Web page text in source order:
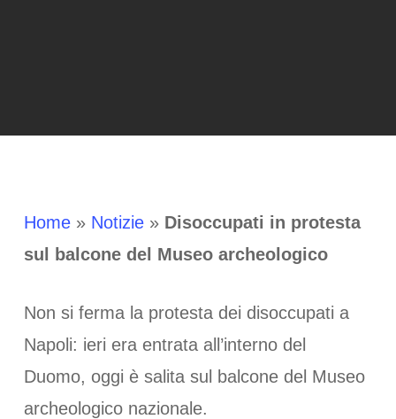
Home» Notizie» Disoccupati in protesta
sul balcone del Museo archeologico
Non si ferma la protesta dei disoccupati a
Napoli: ieri era entrata all’interno del
Duomo, oggi è salita sul balcone del Museo
archeologico nazionale.